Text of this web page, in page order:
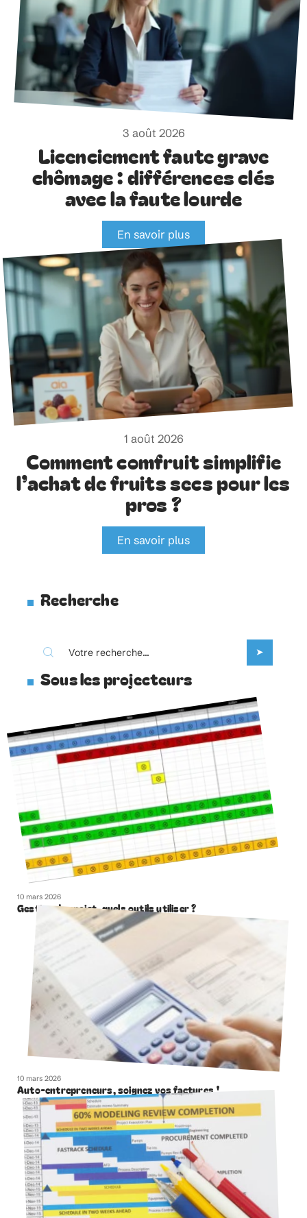
3 août 2026
Licenciement faute grave
chômage : différences clés
avec la faute lourde
En savoir plus
1 août 2026
Comment comfruit simplifie
l’achat de fruits secs pour les
pros ?
En savoir plus
Recherche
Sous les projecteurs
10 mars 2026
Gestion de projet, quels outils utiliser ?
10 mars 2026
Auto-entrepreneurs, soignez vos factures !